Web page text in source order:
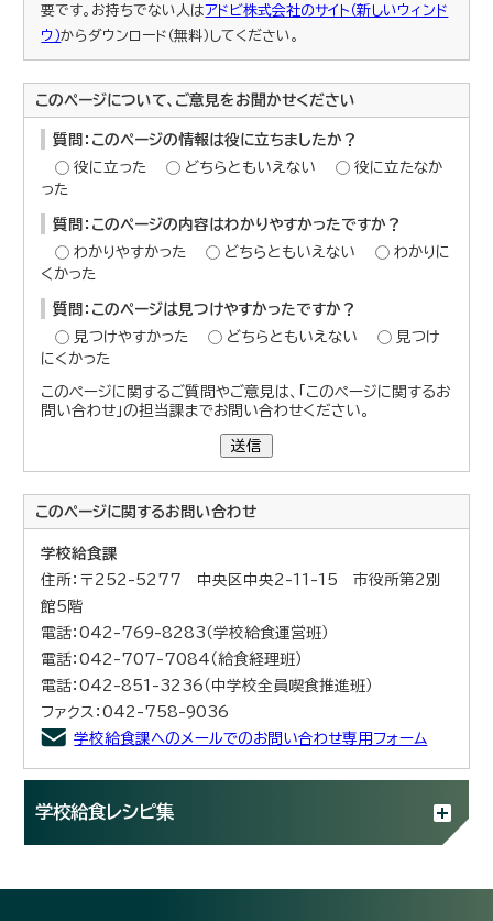
要です。お持ちでない人はアドビ株式会社のサイト（新しいウィンド
ウ）からダウンロード（無料）してください。
このページについて、ご意見をお聞かせください
質問：このページの情報は役に立ちましたか？
役に立った
どちらともいえない
役に立たなか
った
質問：このページの内容はわかりやすかったですか？
わかりやすかった
どちらともいえない
わかりに
くかった
質問：このページは見つけやすかったですか？
見つけやすかった
どちらともいえない
見つけ
にくかった
このページに関するご質問やご意見は、「このページに関するお
問い合わせ」の担当課までお問い合わせください。
送信
このページに関するお問い合わせ
学校給食課
住所：〒252-5277 中央区中央2-11-15 市役所第2別
館5階
電話：042-769-8283（学校給食運営班）
電話：042-707-7084（給食経理班）
電話：042-851-3236（中学校全員喫食推進班）
ファクス：042-758-9036
学校給食課へのメールでのお問い合わせ専用フォーム
学校給食レシピ集